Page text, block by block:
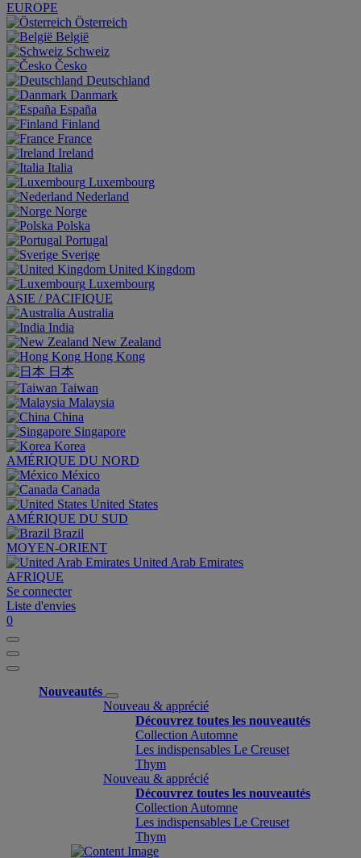
EUROPE
Österreich
België
Schweiz
Česko
Deutschland
Danmark
España
Finland
France
Ireland
Italia
Luxembourg
Nederland
Norge
Polska
Portugal
Sverige
United Kingdom
Luxembourg
ASIE / PACIFIQUE
Australia
India
New Zealand
Hong Kong
日本
Taiwan
Malaysia
China
Singapore
Korea
AMÉRIQUE DU NORD
México
Canada
United States
AMÉRIQUE DU SUD
Brazil
MOYEN-ORIENT
United Arab Emirates
AFRIQUE
Se connecter
Liste d'envies
0
Nouveautés
Nouveau & apprécié
Découvrez toutes les nouveautés
Collection Automne
Les indispensables Le Creuset
Thym
Nouveau & apprécié
Découvrez toutes les nouveautés
Collection Automne
Les indispensables Le Creuset
Thym